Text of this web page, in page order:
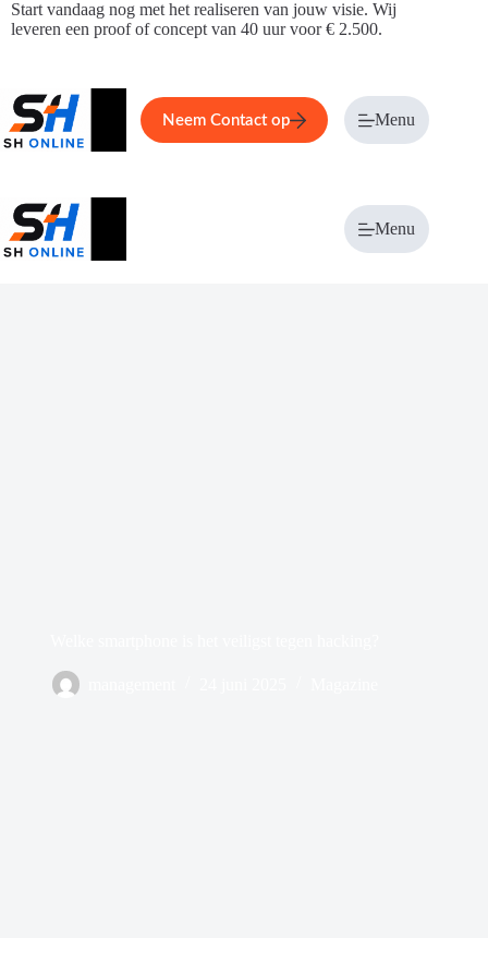
Ga
naar
Start vandaag nog met het realiseren van jouw visie. Wij
leveren een proof of concept van 40 uur voor € 2.500.
Home Service Over ons
Neem Contact op Menu
Menu